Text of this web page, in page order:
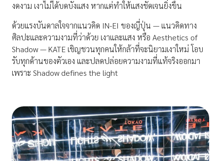
งดงาม เงาไม่ได้บดบังแสง หากแต่ทำให้แสงชัดเจนยิ่งขึ้น
ด้วยแรงบันดาลใจจากแนวคิด IN-EI ของญี่ปุ่น — แนวคิดทาง
ศิลปะและความงามที่ว่าด้วย เงาและแสง หรือ Aesthetics of
Shadow — KATE เชิญชวนทุกคนให้กล้าที่จะนิยามเงาใหม่ โอบ
รับทุกด้านของตัวเอง และปลดปล่อยความงามที่แท้จริงออกมา
เพราะ Shadow defines the light